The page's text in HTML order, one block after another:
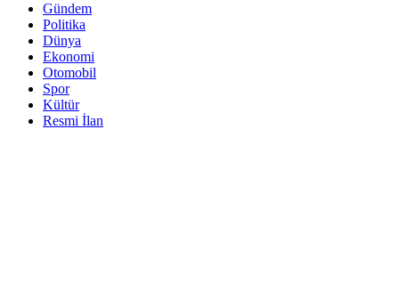
Gündem
Politika
Dünya
Ekonomi
Otomobil
Spor
Kültür
Resmi İlan